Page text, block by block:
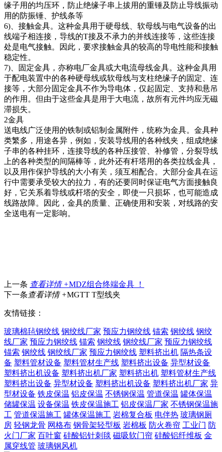
缘子用的均压环，防止绝缘子串上拔用的重锤及防止导线振动
用的防振锤、护线条等
6)、接触金具。这种金具用于硬母线、软母线与电气设备的出
线端子相连接，导线的T接及不承力的并线连接等，这些连接
处是电气接触。因此，要求接触金具的较高的导电性能和接触
稳定性。
7)、固定金具，亦称电厂金具或大电流母线金具。这种金具用
于配电装置中的各种硬母线或软母线与支柱绝缘子的固定、连
接等，大部分固定金具不作为导电体，仅起固定、支持和悬吊
的作用。但由于这些金具是用于大电流，故所有元件均应无磁
滞损失。
2金具
送电线广泛使用的铁制或铝制金属附件，统称为金具。金具种
类繁多，用途各异，例如，安装导线用的各种线夹，组成绝缘
子串的各种挂环，连接导线的各种压接管、补修管，分裂导线
上的各种类型的间隔棒等，此外还有杆塔用的各类拉线金具，
以及用作保护导线的大小有关，须互相配合。大部分金具在运
行中需要承受较大的拉力，有的还要同时保证电气方面接触良
好，它关系着导线或杆塔的安全，即使一只损坏，也可能造成
线路故障。因此，金具的质量、正确使用和安装，对线路的安
全送电有一定影响。
上一条 查看详情 +MDZ组合终端金具 ！
下一条查看详情 +MGTT T型线夹
友情链接：
玻璃棉毡钢绞线 钢绞线厂家 预应力钢绞线 锚索 钢绞线 钢绞
线厂家 预应力钢绞线 锚索 钢绞线 钢绞线厂家 预应力钢绞线
锚索 钢绞线 钢绞线厂家 预应力钢绞线 塑料挤出机 隔热条设
备 塑料管材设备 塑料管材生产线 塑料挤出设备 异型材设备
塑料挤出机设备 塑料挤出机厂家 塑料挤出机 塑料管材生产线
塑料挤出设备 异型材设备 塑料挤出机设备 塑料挤出机厂家 异
型材设备 铁皮保温 铝皮保温 不锈钢保温 管道保温 罐体保温
储罐保温 设备保温 铁皮保温施工 铝皮保温厂家 不锈钢保温施
工 管道保温施工 罐体保温施工 岩棉复合板 电伴热 玻璃钢厕
房 轻钢龙骨 网格布 钢骨架轻型板 岩棉板 防火卷帘 工业门 防
火门厂家 百叶窗 硅酸铝针刺毯 磁吸软门帘 硅酸铝纤维板 金
属穿线管 玻璃钢风机